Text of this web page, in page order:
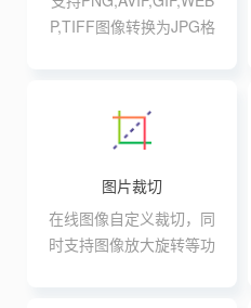
P,TIFF图像转换为JPG格
图片裁切
在线图像自定义裁切，同
时支持图像放大旋转等功